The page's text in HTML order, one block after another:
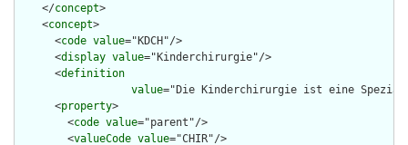
    </
concept>
    <
concept>
      <
code value="KDCH"/>
      <
display value="Kinderchirurgie"/>
      <
definition
value="Die Kinderchirurgie ist eine
      <
property>
        <
code value="parent"/>
        <
valueCode value="CHIR"/>